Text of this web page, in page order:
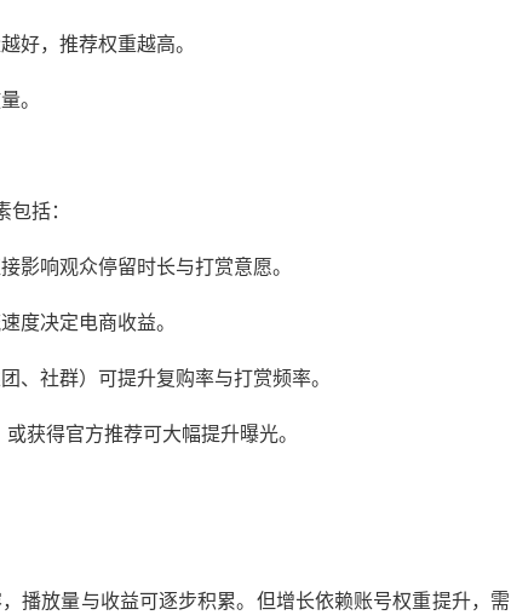
好，推荐权重越高。
。
括：
影响观众停留时长与打赏意愿。
度决定电商收益。
、社群）可提升复购率与打赏频率。
获得官方推荐可大幅提升曝光。
播放量与收益可逐步积累。但增长依赖账号权重提升，需